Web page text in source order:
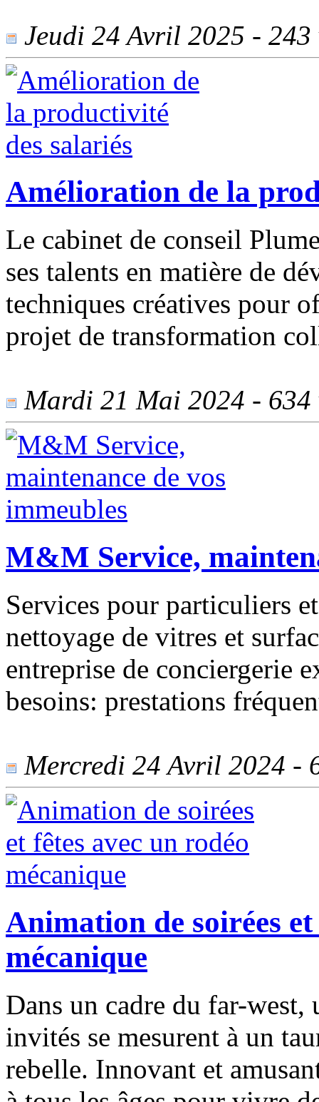
Jeudi 24 Avril 2025 - 243
Amélioration de la
Le cabinet de conseil
ses talents en matière de
techniques créatives pour
projet de transformation
Mardi 21 Mai 2024 - 634
M&M Service,
Services pour particuliers
nettoyage de vitres et
entreprise de conciergerie
besoins: prestations
Mercredi 24 Avril 2024 -
Animation de soirées
mécanique
Dans un cadre du far-
invités se mesurent à un
rebelle. Innovant et